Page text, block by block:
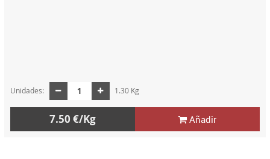
Unidades: 1.30 Kg
7.50 €/Kg Añadir